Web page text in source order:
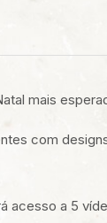
mais
com
acesso a 5